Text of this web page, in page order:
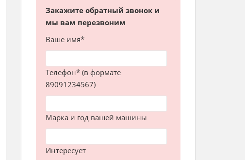
Закажите обратный звонок и
мы вам перезвоним
Ваше имя*
Телефон* (в формате
89091234567)
Марка и год вашей машины
Интересует